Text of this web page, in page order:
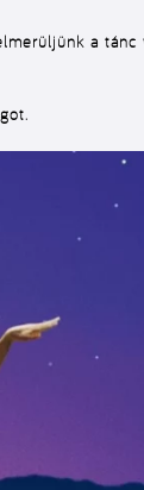
a tánc